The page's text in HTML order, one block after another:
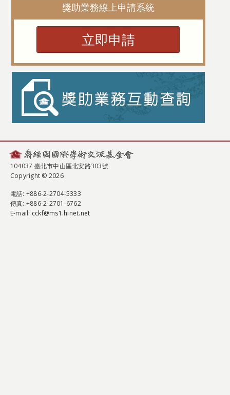
獎助業務線上申請系統
立即申請
104037 臺北市中山區北安路303號
Copyright © 2026
電話: +886-2-2704-5333
傳真: +886-2-2701-6762
E-mail: cckf@ms1.hinet.net